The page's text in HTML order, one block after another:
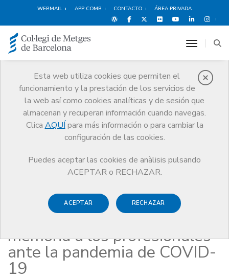
WEBMAIL APP COMB CONTACTO ÁREA PRIVADA
Esta web utiliza cookies que permiten el
funcionamiento y la prestación de los servicios de
la web así como cookies analíticas y de sesión que
almacenan y recuperan información cuando navegas.
Clica AQUÍ para más información o para cambiar la
configuración de las cookies.
Puedes aceptar las cookies de anàlisis pulsando
ACEPTAR o RECHAZAR.
ACEPTAR RECHAZAR
toggle
Premios
El CoMB Edición especial 2022: #INOBLIDABLES
Edición especial 2022:
#INOBLIDABLES
Acto de reconocimiento y
memoria a los profesionales
ante la pandemia de COVID-
19